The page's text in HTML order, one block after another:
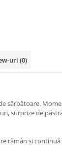
uri (0)
sărbătoare.
surprize de
rămân și